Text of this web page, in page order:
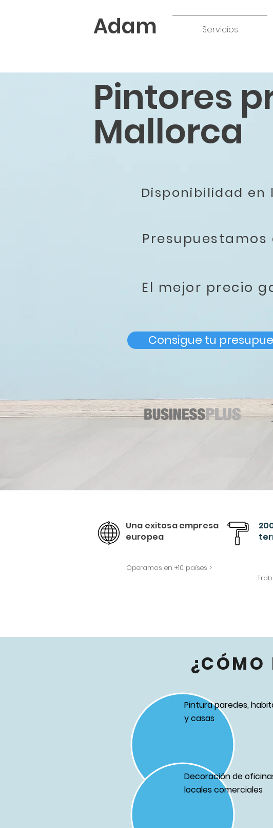
Adam Servicios
Pintores
Mallorca
Disponibilidad en
El mejor precio
Consigue tu
Una exitosa empresa
europea
Operamos en +10 países >
¿CÓMO
Pintura paredes,
y casas
Decoración de
locales comerciales